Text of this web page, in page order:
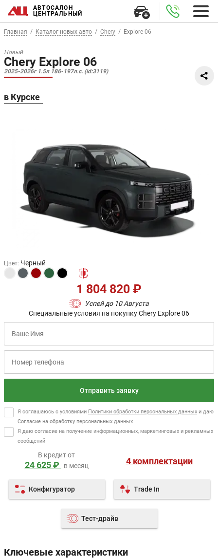
АВТОСАЛОН
ЦЕНТРАЛЬНЫЙ
Главная Каталог новых авто Chery Explore 06
Новый
Chery Explore 06
2025-2026г 1.5л 186-197л.с. (id:3119)
в Курске
Цвет: Черный
Успей до 10 Августа
1 804 820 ₽
Специальные условия на покупку Chery Explore 06
Отправить заявку
Я соглашаюсь с условиями Политики обработки персональных данных и даю
Согласие на обработку персональных данных
Я даю согласие на получение информационных, маркетинговых и рекламных
сообщений
4 комплектации
Конфигуратор Trade In
Тест-драйв
В кредит от
24 625 ₽ в месяц
Ключевые характеристики